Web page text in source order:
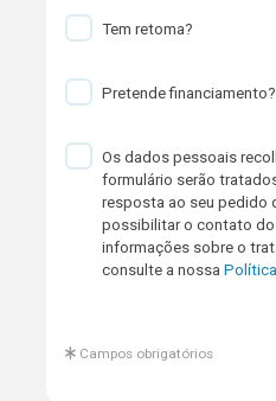
Tem retoma?
Pretende financiamento?
Os dados pessoais
formulário serão
resposta ao seu pedido
possibilitar o contato
informações sobre o
consulte a nossa
Campos obrigatórios